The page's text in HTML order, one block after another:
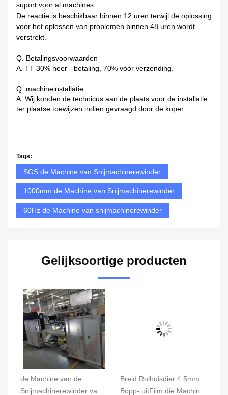
suport voor al machines.
De reactie is beschikbaar binnen 12 uren terwijl de oplossing
voor het oplossen van problemen binnen 48 uren wordt
verstrekt.
Q. Betalingsvoorwaarden
A. TT 30% neer - betaling, 70% vóór verzending.
Q. machineinstallatie
A. Wij konden de technicus aan de plaats voor de installatie
ter plaatse toewijzen indien gevraagd door de koper.
Tags:
SGS de Machine van Snijmachinerewinder
1000mm de Machine van Snijmachinerewinder
60Hz de Machine van snijmachinerewinder
Gelijksoortige producten
de Machine van de
Snijmachinerewinder van
Breid Rolhuisdier 4.5mm
Bopp- uitFilm die Machine